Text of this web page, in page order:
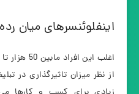
اینفلوئنسرهای میان
از نظر میزان تاثیرگذاری در